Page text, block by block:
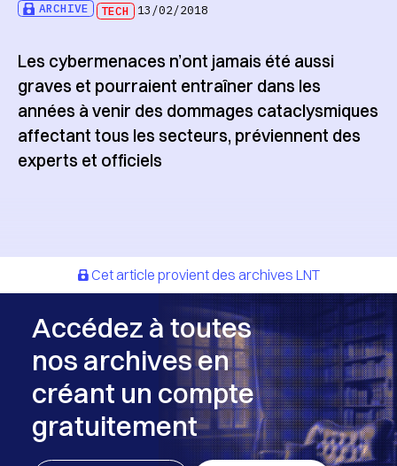
ARCHIVE TECH 13/02/2018
Les cybermenaces n’ont jamais été aussi
graves et pourraient entraîner dans les
années à venir des dommages cataclysmiques
affectant tous les secteurs, préviennent des
experts et officiels
Cet article provient des archives LNT
Accédez à toutes
nos archives en
créant un compte
gratuitement